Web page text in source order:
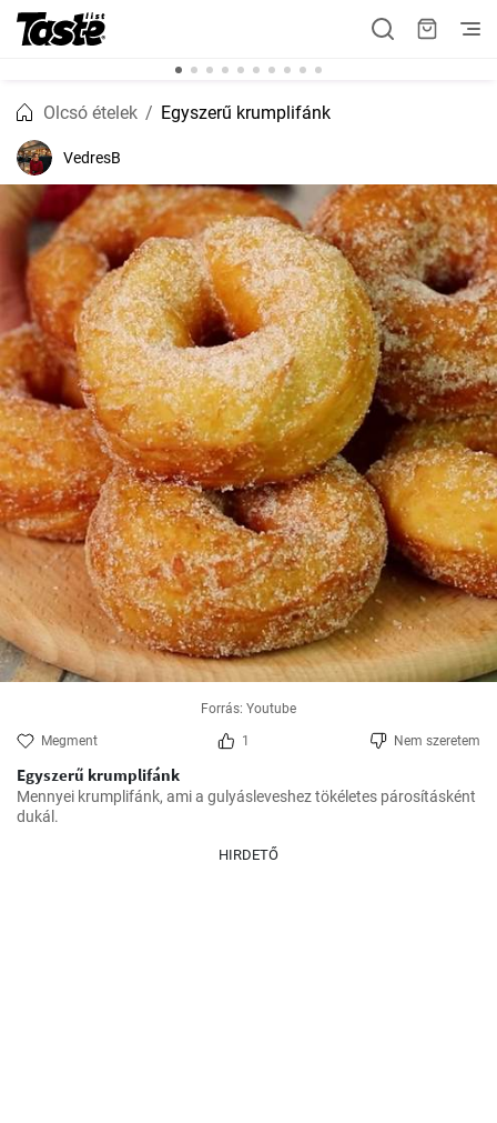
Olcsó ételek Egyszerű krumplifánk
VedresB
Forrás: Youtube
Megment 1 Nem szeretem
Egyszerű krumplifánk
Mennyei krumplifánk, ami a gulyásleveshez tökéletes párosításként
dukál.
HIRDETŐ